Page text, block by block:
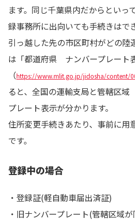
ます。同じ千葉県内だからといっ
録事務所に出向いても手続きはで
引っ越した先の市区町村がどの陸
は「都道府県 ナンバープレート
（https://www.mlit.go.jp/jidosha/content/
ると、全国の運輸支局と管轄区域
プレート表示が分かります。
住所変更手続きあたり、事前に用
です。
登録中の場合
・登録証(軽自動車届出済証)
・旧ナンバープレート(管轄区域